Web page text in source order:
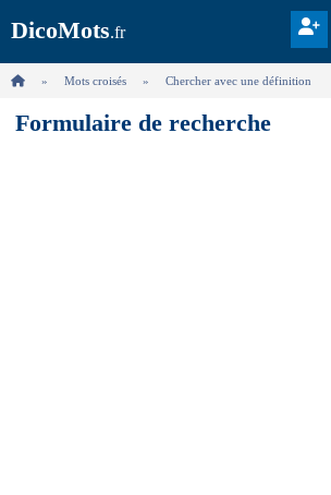
DicoMots.fr
Mots croisés Chercher avec une définition
Formulaire de recherche